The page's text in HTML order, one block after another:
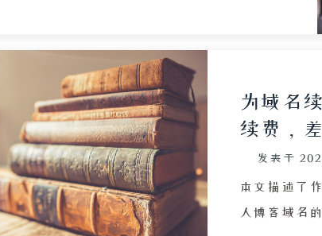
间，就像此
经这样想过
境影响发生变化。一次误会导致两人关系破
失联。多年后，作者重拾抖音，发现好友已
，而自己通过持续努力在编程、博客和养龟
得了稳定成长。文章通过这段童年友谊的碎
了互联网对青少年成长的复杂影响，以及人
元化的道理。
为域名
续费，
发表于
本文描述了
人博客域名